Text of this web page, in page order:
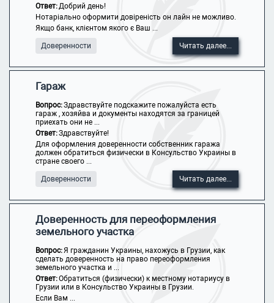
Ответ:Добрий день!
Нотаріально оформити довіреність он лайн не можливо.
Якщо банк, клієнтом якого є Ваш ...
Доверенности Читать далее...
Гараж
Вопрос:Здравствуйте подскажите пожалуйста есть
гараж , хозяйва и документы находятся за границей
приехать они не ...
Ответ:Здравствуйте!
Для оформления доверенности собственник гаража
должен обратиться физически в Консульство Украины в
стране своего ...
Доверенности Читать далее...
Доверенность для переоформления
земельного участка
Вопрос:Я гражданин Украины, нахожусь в Грузии, как
сделать доверенность на право переоформления
земельного участка и ...
Ответ:Обратиться (физически) к местному нотариусу в
Грузии или в Консульство Украины в Грузии.
Если Вам ...